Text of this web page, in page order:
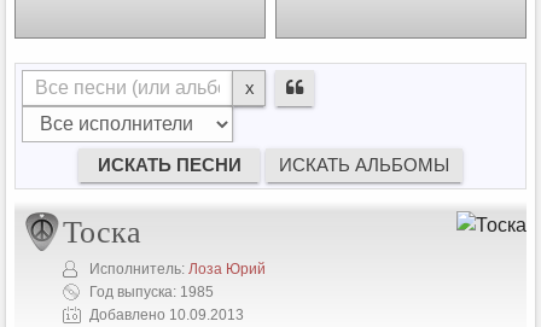
x
Тоска
Исполнитель: Лоза Юрий
Год выпуска: 1985
Добавлено 10.09.2013